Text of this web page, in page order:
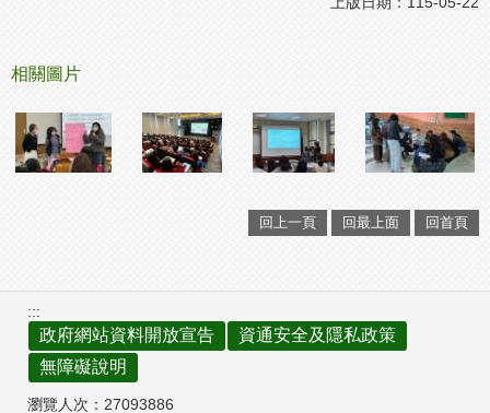
相關圖片
回上一頁 回最上面 回首頁
:::
政府網站資料開放宣告
資通安全及隱私政策
無障礙說明
瀏覽人次： 27093886